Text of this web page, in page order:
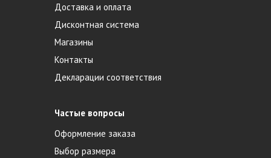
Доставка и оплата
Дисконтная система
Магазины
Контакты
Декларации соответствия
Частые вопросы
Оформление заказа
Выбор размера